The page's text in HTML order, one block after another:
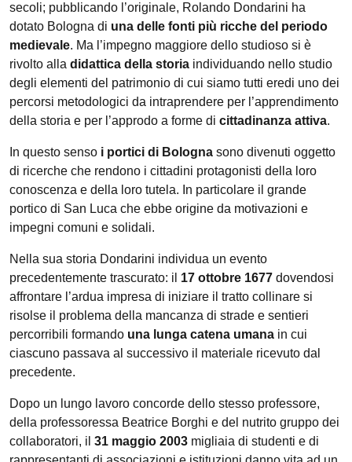
secoli; pubblicando l’originale, Rolando Dondarini ha
dotato Bologna di una delle fonti più ricche del periodo
medievale. Ma l’impegno maggiore dello studioso si è
rivolto alla didattica della storia individuando nello studio
degli elementi del patrimonio di cui siamo tutti eredi uno dei
percorsi metodologici da intraprendere per l’apprendimento
della storia e per l’approdo a forme di cittadinanza attiva.
In questo senso i portici di Bologna sono divenuti oggetto
di ricerche che rendono i cittadini protagonisti della loro
conoscenza e della loro tutela. In particolare il grande
portico di San Luca che ebbe origine da motivazioni e
impegni comuni e solidali.
Nella sua storia Dondarini individua un evento
precedentemente trascurato: il 17 ottobre 1677 dovendosi
affrontare l’ardua impresa di iniziare il tratto collinare si
risolse il problema della mancanza di strade e sentieri
percorribili formando una lunga catena umana in cui
ciascuno passava al successivo il materiale ricevuto dal
precedente.
Dopo un lungo lavoro concorde dello stesso professore,
della professoressa Beatrice Borghi e del nutrito gruppo dei
collaboratori, il 31 maggio 2003 migliaia di studenti e di